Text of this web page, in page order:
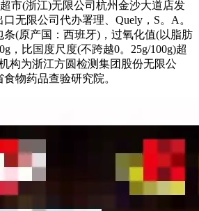
(浙江)无限公司杭州金沙大道店发
无限公司代办署理、Quely，S。A。
(原产国：西班牙)，过氧化值(以脂肪
，比国度尺度(不跨越0。25g/100g)超
构为浙江方圆检测集团股份无限公
物药品查验研究院。